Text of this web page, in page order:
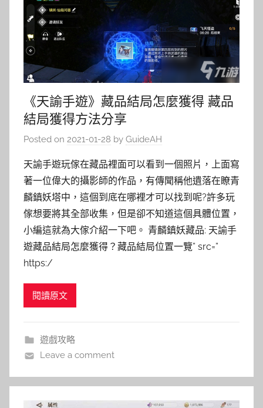
《天諭手遊》藏品結局怎麼獲得 藏品
結局獲得方法分享
Posted on 2021-01-28 by GuideAH
天諭手遊玩傢在藏品裡面可以看到一個照片，上面寫
著一位偉大的攝影師的作品，有傳聞稱他遺落在瞭青
麟鎮妖塔中，這個到底在哪裡才可以找到呢?許多玩
傢想要將其全部收集，但是卻不知道這個具體位置，
小編這就為大傢介紹一下吧。 青麟鎮妖藏品: 天諭手
遊藏品結局怎麼獲得？藏品結局位置一覽” src=”
https:/
閱讀原文
遊戲攻略
Leave a comment